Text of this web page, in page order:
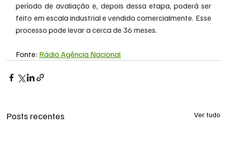
período de avaliação e, depois dessa etapa, poderá ser
feito em escala industrial e vendido comercialmente. Esse
processo pode levar a cerca de 36 meses.
Fonte: Rádio Agência Nacional
Posts recentes Ver tudo